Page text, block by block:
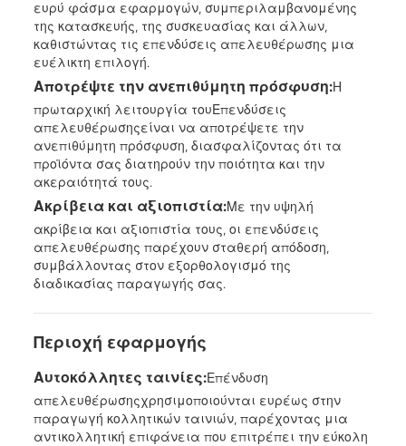
ευρύ φάσμα εφαρμογών, συμπεριλαμβανομένης
της κατασκευής, της συσκευασίας και άλλων,
καθιστώντας τις επενδύσεις απελευθέρωσης μια
ευέλικτη επιλογή.
Αποτρέψτε την ανεπιθύμητη πρόσφυση:Η
πρωταρχική λειτουργία τουΕπενδύσεις
απελευθέρωσηςείναι να αποτρέψετε την
ανεπιθύμητη πρόσφυση, διασφαλίζοντας ότι τα
προϊόντα σας διατηρούν την ποιότητα και την
ακεραιότητά τους.
Ακρίβεια και αξιοπιστία:Με την υψηλή
ακρίβεια και αξιοπιστία τους, οι επενδύσεις
απελευθέρωσης παρέχουν σταθερή απόδοση,
συμβάλλοντας στον εξορθολογισμό της
διαδικασίας παραγωγής σας.
Περιοχή εφαρμογής
Αυτοκόλλητες ταινίες:Επένδυση
απελευθέρωσηςχρησιμοποιούνται ευρέως στην
παραγωγή κολλητικών ταινιών, παρέχοντας μια
αντικολλητική επιφάνεια που επιτρέπει την εύκολη